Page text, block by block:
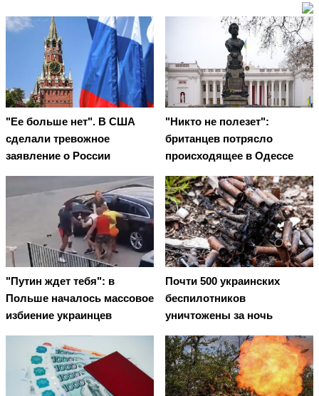
"Ее больше нет". В США
сделали тревожное
заявление о России
"Никто не полезет":
британцев потрясло
происходящее в Одессе
"Путин ждет тебя": в
Польше началось массовое
избиение украинцев
Почти 500 украинских
беспилотников
уничтожены за ночь